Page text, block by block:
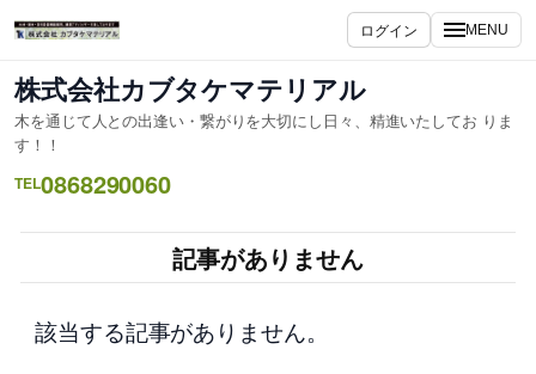
内
容
を
ス
キ
ッ
プ
ログイン MENU
株式会社カブタケマテリアル
木を通じて人との出逢い・繋がりを大切にし日々、精進いたしてお りま
す！！
TEL0868290060
記事がありません
該当する記事がありません。